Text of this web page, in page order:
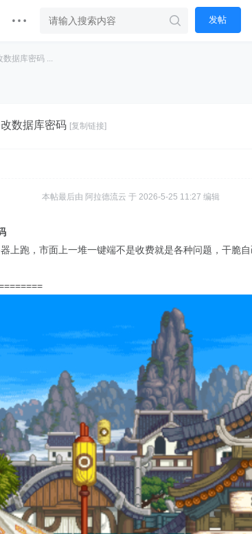
发帖
数据库密码 ...
数据库密码 [复制链接]
本帖最后由 阿拉德流云 于 2026-5-25 11:27 编辑
上跑，市面上一堆一键端不是收费就是各种问题，干脆